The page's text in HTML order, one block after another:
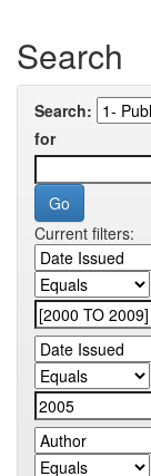
Search
Search:
for
Current filters: